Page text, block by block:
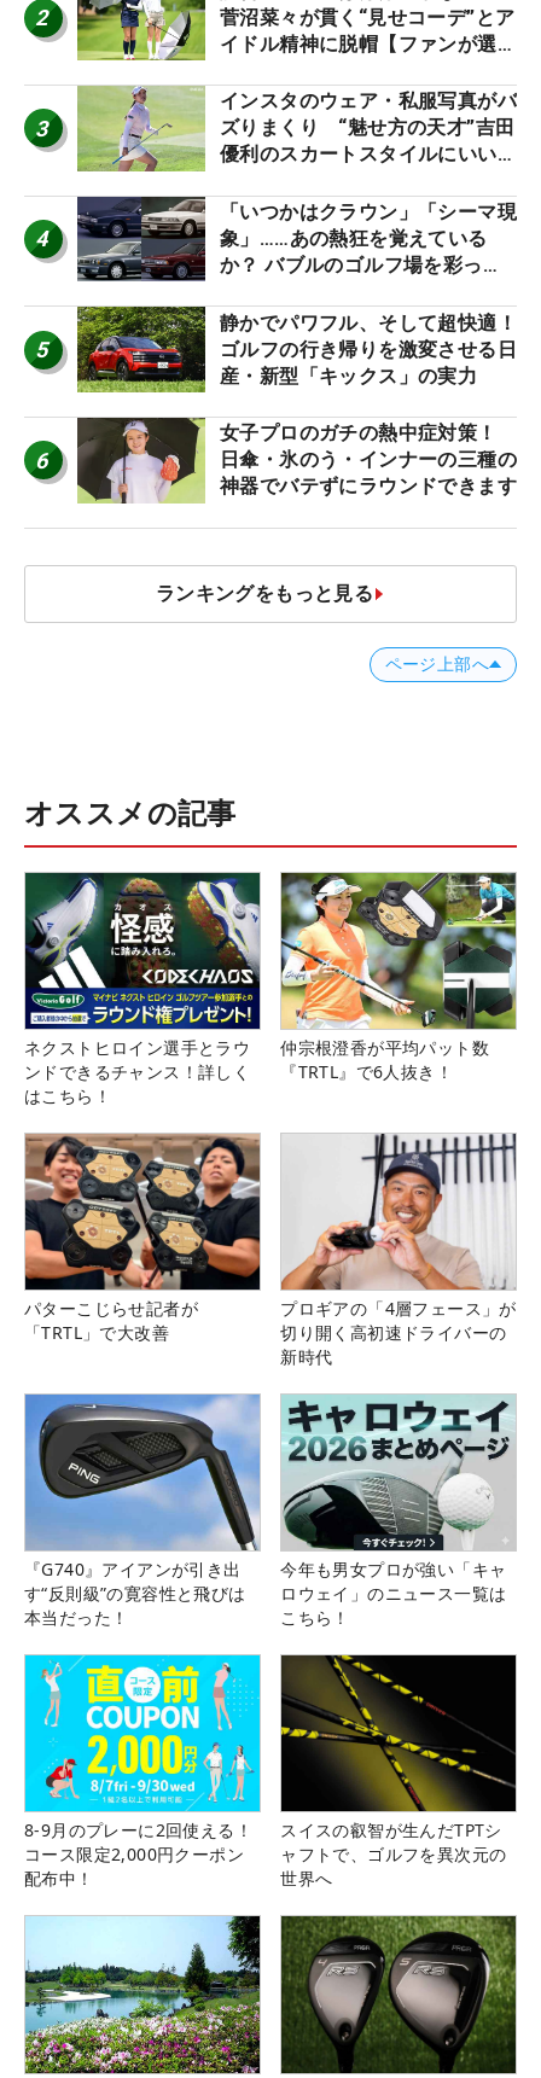
2
菅沼菜々が貫く“見せコーデ”とア
イドル精神に脱帽【ファンが選ぶ
3
インスタのウェア・私服写真がバ
ズりまくり “魅せ方の天才”吉田
優利のスカートスタイルにいい
4
「いつかはクラウン」「シーマ現
象」……あの熱狂を覚えている
か？ バブルのゴルフ場を彩った
5
静かでパワフル、そして超快適！
ゴルフの行き帰りを激変させる日
産・新型「キックス」の実力
6
女子プロのガチの熱中症対策！
日傘・氷のう・インナーの三種の
神器でバテずにラウンドできます
ランキングをもっと見る
ページ上部へ
オススメの記事
ネクストヒロイン選手とラウ
ンドできるチャンス！詳しく
はこちら！
仲宗根澄香が平均パット数
『TRTL』で6人抜き！
パターこじらせ記者が
「TRTL」で大改善
プロギアの「4層フェース」が
切り開く高初速ドライバーの
新時代
『G740』アイアンが引き出
す“反則級”の寛容性と飛びは
本当だった！
今年も男女プロが強い「キャ
ロウェイ」のニュース一覧は
こちら！
8-9月のプレーに2回使える！
コース限定2,000円クーポン
配布中！
スイスの叡智が生んだTPTシ
ャフトで、ゴルフを異次元の
世界へ